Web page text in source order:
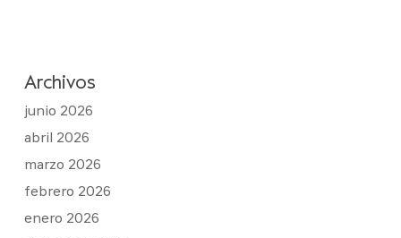
Archivos
junio 2026
abril 2026
marzo 2026
febrero 2026
enero 2026